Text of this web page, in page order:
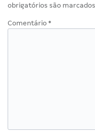
obrigatórios são
Comentário *